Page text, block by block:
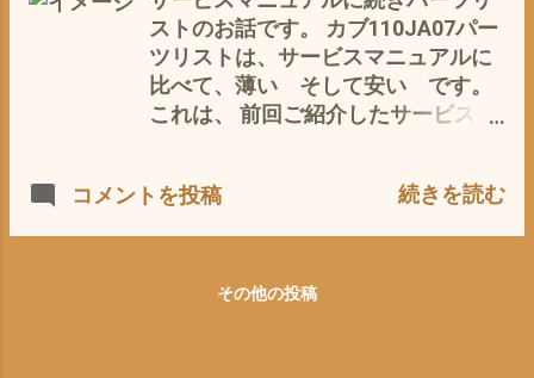
たら、またボーズと1年に2回ほど自
分で散髪するだけ） とにかく めんど
くさい のです。 愛車のカブに乗ると
きだけ、オレンジのカッパや黄色の
全く色気無し^^; なのですが 我が愛
に、しぶ~く オシャレを 所さんの
世田谷ベースぽいいのが良いです
ストのお話です。 カブ110JA07パー
ツリストは、サービスマニュアルに
比べて、薄い そして安い です。
これは、 前回ご紹介したサービスマ
オイル汚れが^^; しかし、内容は あ
れに工賃割り出しの標準整備時間な
コメントを投稿 続きを読む
その他の投稿